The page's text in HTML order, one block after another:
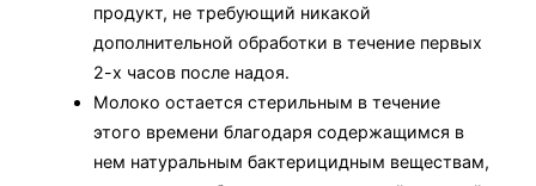
продукт, не требующий никакой
дополнительной обработки в течение первых
2-х часов после надоя.
Молоко остается стерильным в течение
этого времени благодаря содержащимся в
нем натуральным бактерицидным веществам,